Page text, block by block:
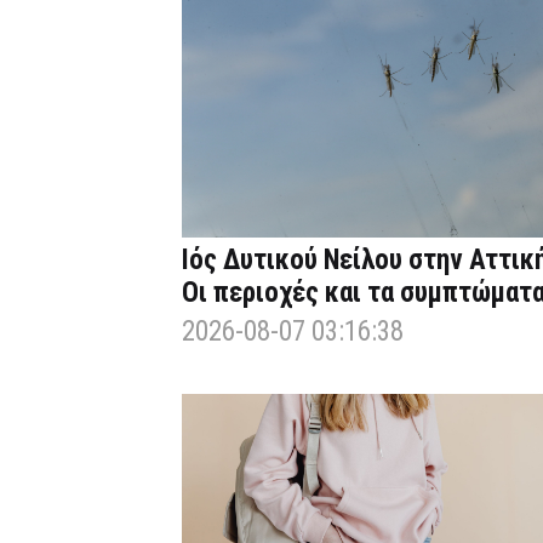
Ιός Δυτικού Νείλου στην
Οι περιοχές και τα
2026-08-07 03:16:38